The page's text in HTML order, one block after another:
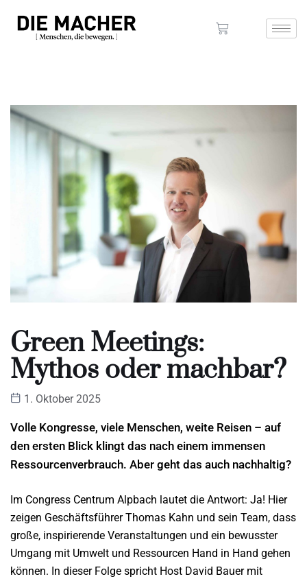
Green Meetings:
Mythos oder machbar?
1. Oktober 2025
Volle Kongresse, viele Menschen, weite Reisen – auf
den ersten Blick klingt das nach einem immensen
Ressourcenverbrauch. Aber geht das auch nachhaltig?
Im Congress Centrum Alpbach lautet die Antwort: Ja! Hier
zeigen Geschäftsführer Thomas Kahn und sein Team, dass
große, inspirierende Veranstaltungen und ein bewusster
Umgang mit Umwelt und Ressourcen Hand in Hand gehen
können. In dieser Folge spricht Host David Bauer mit